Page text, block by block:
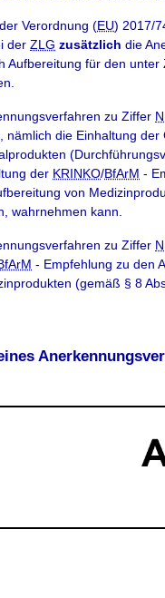
Verordnung (EU) 2017/
der ZLG zusätzlich die
Aufbereitung für den
zu Ziffer
nämlich die Einhaltung
der KRINKO/BfArM -
von
wahrnehmen kann.
zu Ziffer
- Empfehlung zu den
(gemäß § 8